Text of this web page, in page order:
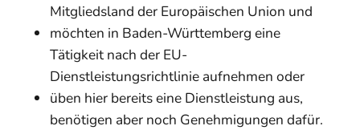
Mitgliedsland der Europäischen Union und
möchten in Baden-Württemberg eine
Tätigkeit nach der EU-
Dienstleistungsrichtlinie aufnehmen oder
üben hier bereits eine Dienstleistung aus,
benötigen aber noch Genehmigungen dafür.